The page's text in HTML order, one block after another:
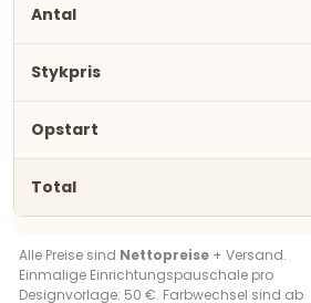
Alle Preise sind Nettopreise + Versand.
Einmalige Einrichtungspauschale pro
Designvorlage: 50 €. Farbwechsel sind ab